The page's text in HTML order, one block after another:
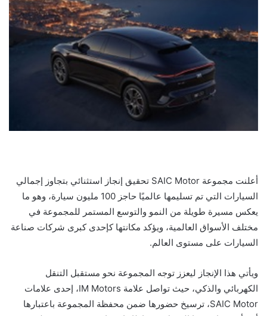
أعلنت مجموعة SAIC Motor تحقيق إنجاز استثنائي بتجاوز إجمالي
السيارات التي تم تسليمها عالميًا حاجز 100 مليون سيارة، وهو ما
يعكس مسيرة طويلة من النمو والتوسع المستمر للمجموعة في
مختلف الأسواق العالمية، ويؤكد مكانتها كإحدى كبرى شركات صناعة
السيارات على مستوى العالم.
ويأتي هذا الإنجاز ليعزز توجه المجموعة نحو مستقبل التنقل
الكهربائي والذكي، حيث تواصل علامة IM Motors، إحدى علامات
SAIC Motor، ترسيخ حضورها ضمن محفظة المجموعة باعتبارها